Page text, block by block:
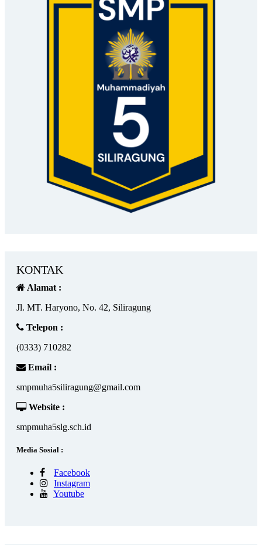
KONTAK
Alamat :
Jl. MT. Haryono, No. 42, Siliragung
Telepon :
(0333) 710282
Email :
smpmuha5siliragung@gmail.com
Website :
smpmuha5slg.sch.id
Media Sosial :
Facebook
Instagram
Youtube